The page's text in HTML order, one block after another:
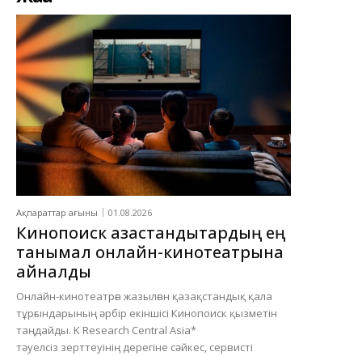
Ақпараттар ағыны 01.08.2026
Кинопоиск қазақстандықтардың ең
танымал онлайн-кинотеатрына
айналды
Онлайн-кинотеатрға жазылған қазақстандық қала
тұрғындарының әрбір екіншісі Кинопоиск қызметін
таңдайды. K Research Central Asia*
тәуелсіз зерттеуінің дерегіне сәйкес, сервисті